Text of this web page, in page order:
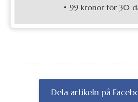
• 99 kronor för 30
Dela artikeln på